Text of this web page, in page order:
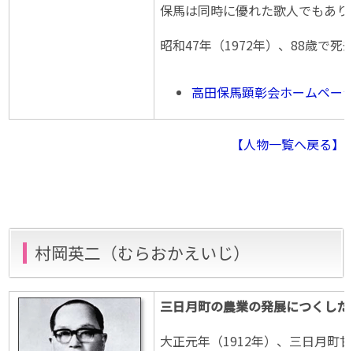
保馬は同時に優れた歌人でもあ
昭和47年（1972年）、88歳で死
高田保馬顕彰会ホームペー
【人物一覧へ戻る】
村岡英二（むらおかえいじ）
三日月町の農業の発展につくした
大正元年（1912年）、三日月町